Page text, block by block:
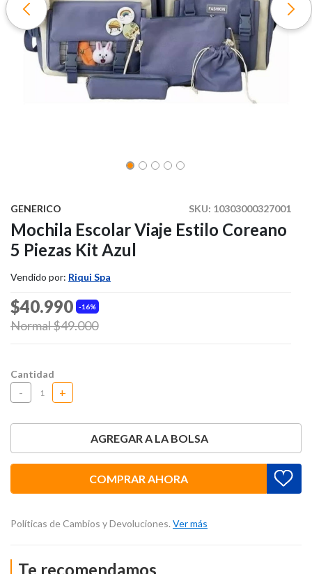
SKU: 10303000327001
GENERICO
Mochila Escolar Viaje Estilo Coreano
5 Piezas Kit Azul
Vendido por: Riqui Spa
16%
$40.990
Price reduced from
Normal $49.000to
Cantidad
- +
AGREGAR A LA BOLSA
COMPRAR AHORA
Políticas de Cambios y Devoluciones. Ver más
Te recomendamos